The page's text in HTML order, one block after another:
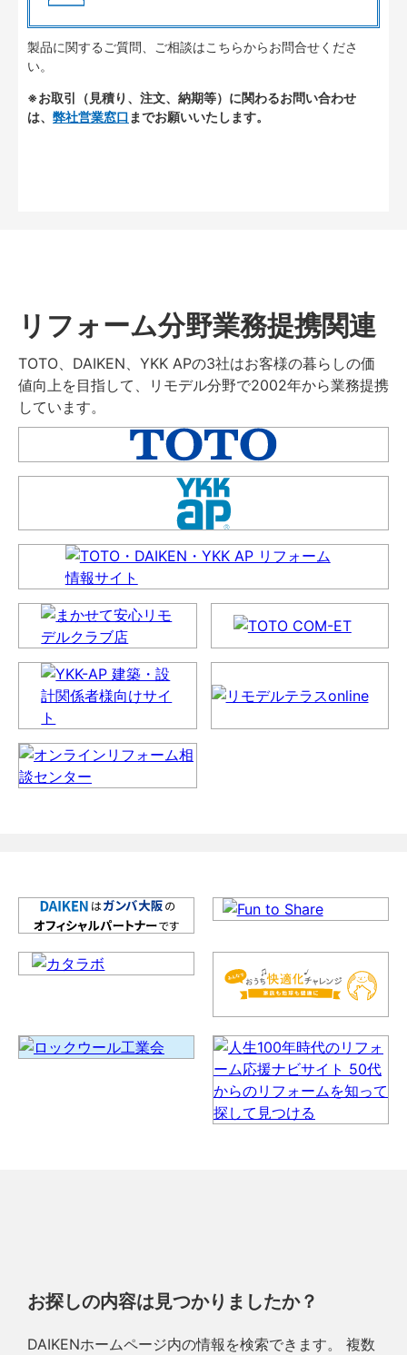
製品に関するご質問、ご相談はこちらからお問合せくださ
い。
※お取引（見積り、注文、納期等）に関わるお問い合わせ
は、 弊社営業窓口 までお願いいたします。
リフォーム分野業務提携関連
TOTO、DAIKEN、YKK APの3社はお客様の暮らしの価
値向上を目指して、リモデル分野で2002年から業務提携
しています。
お探しの内容は見つかりましたか？
DAIKENホームページ内の情報を検索できます。 複数